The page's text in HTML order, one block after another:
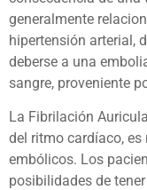
generalmente
hipertensión arterial,
deberse a una
sangre, proveniente
La Fibrilación
del ritmo cardíaco, es
embólicos. Los
posibilidades de